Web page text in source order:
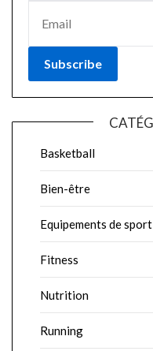
Subscribe
Basketball
Bien-être
Equipements de sport
Fitness
Nutrition
Running